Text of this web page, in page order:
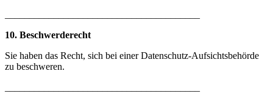
10. Beschwerderecht
Sie haben das Recht, sich bei einer Datenschutz-Aufsichtsbehörde
zu beschweren.